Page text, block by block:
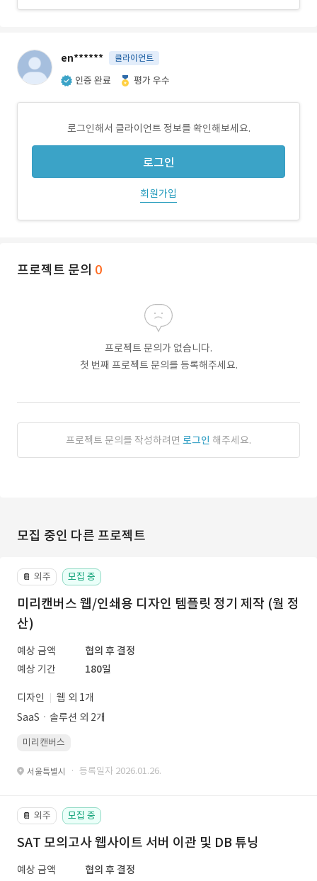
en****** 클라이언트
인증 완료 평가 우수
로그인해서 클라이언트 정보를 확인해보세요.
로그인
회원가입
프로젝트 문의 0
프로젝트 문의가 없습니다.
첫 번째 프로젝트 문의를 등록해주세요.
프로젝트 문의를 작성하려면 로그인 해주세요.
모집 중인 다른 프로젝트
📔 외주 모집 중
미리캔버스 웹/인쇄용 디자인 템플릿 정기 제작 (월 정
산)
예상 금액
협의 후 결정
예상 기간
180일
디자인
웹 외 1개
SaaSㆍ솔루션 외 2개
미리캔버스
서울특별시 · 등록일자 2026.01.26.
📔 외주 모집 중
SAT 모의고사 웹사이트 서버 이관 및 DB 튜닝
예상 금액
협의 후 결정